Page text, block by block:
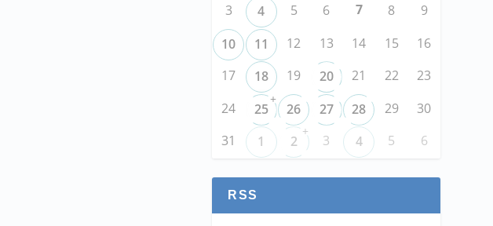
3
4 5 6 7 8
9
10
11 12 13 14 15
16
17
18 19 20 21 22
23
24
25
+
26 27 28 29
30
31
1 2
+
3 4 5 6
RSS